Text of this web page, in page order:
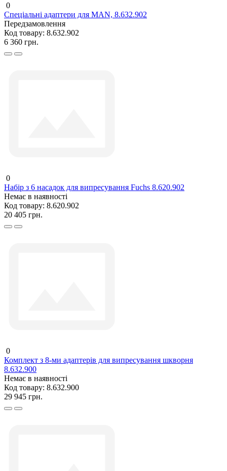
0
Спеціальні адаптери для MAN, 8.632.902
Передзамовлення
Код товару: 8.632.902
6 360 грн.
0
Набір з 6 насадок для випресування Fuchs 8.620.902
Немає в наявності
Код товару: 8.620.902
20 405 грн.
0
Комплект з 8-ми адаптерів для випресування шкворня
8.632.900
Немає в наявності
Код товару: 8.632.900
29 945 грн.